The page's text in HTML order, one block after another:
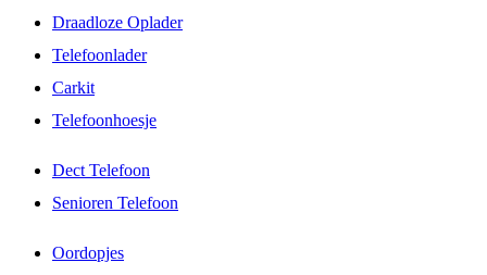
Draadloze Oplader
Telefoonlader
Carkit
Telefoonhoesje
Dect Telefoon
Senioren Telefoon
Oordopjes